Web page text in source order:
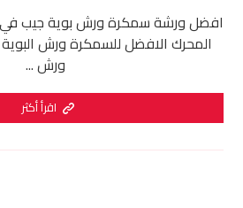
افضل ورشة سمكرة ورش بوية جيب في
المحرك الافضل للسمكرة ورش
ورش ...
اقرأ أكثر